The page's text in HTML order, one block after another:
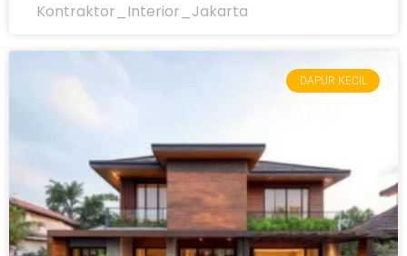
Kontraktor_Interior_Jakarta
DAPUR KECIL